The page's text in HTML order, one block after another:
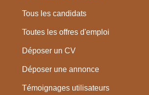
Tous les candidats
Toutes les offres d'emploi
Déposer un CV
Déposer une annonce
Témoignages utilisateurs